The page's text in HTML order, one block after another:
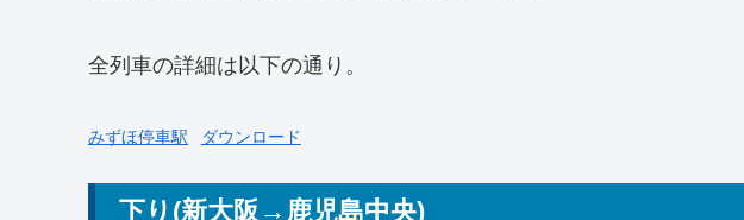
全列車の詳細は以下の通り。
みずほ停車駅 ダウンロード
下り(新大阪→鹿児島中央)